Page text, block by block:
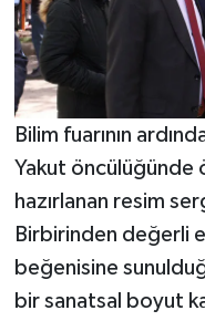
Bilim fuarının
Yakut öncülüğünde
hazırlanan resim
Birbirinden değerli
beğenisine
bir sanatsal boyut